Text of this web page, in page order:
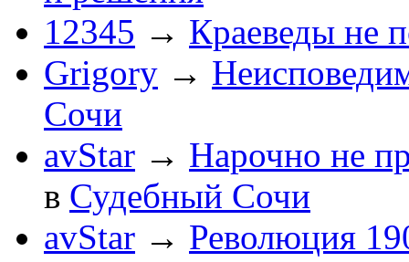
12345 → Краеведы не
Grigory →
Сочи
avStar → Нарочно не
в Судебный Сочи
avStar → Революция